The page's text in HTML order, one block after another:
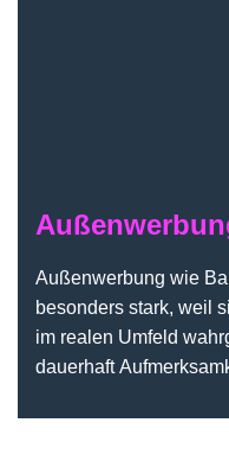
Außenwerbung wie
besonders stark, weil
im realen Umfeld
dauerhaft